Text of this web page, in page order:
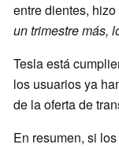
entre dientes,
un trimestre más,
Tesla está
los usuarios ya
de la oferta de
En resumen, si